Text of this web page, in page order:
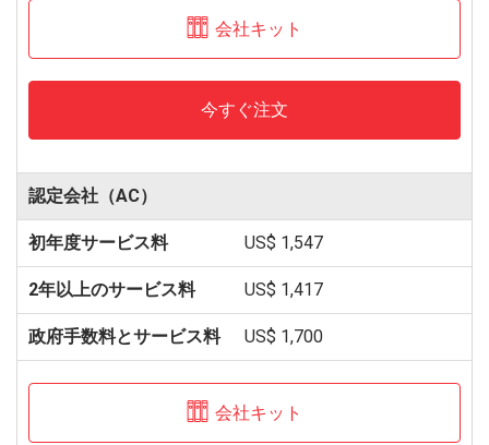
会社キット
今すぐ注文
認定会社（AC）
US$ 1,547
US$ 1,417
US$ 1,700
会社キット